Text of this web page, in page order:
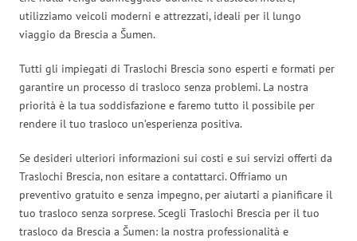
utilizziamo veicoli moderni e attrezzati, ideali per il lungo
viaggio da Brescia a Šumen.
Tutti gli impiegati di Traslochi Brescia sono esperti e formati per
garantire un processo di trasloco senza problemi. La nostra
priorità è la tua soddisfazione e faremo tutto il possibile per
rendere il tuo trasloco un’esperienza positiva.
Se desideri ulteriori informazioni sui costi e sui servizi offerti da
Traslochi Brescia, non esitare a contattarci. Offriamo un
preventivo gratuito e senza impegno, per aiutarti a pianificare il
tuo trasloco senza sorprese. Scegli Traslochi Brescia per il tuo
trasloco da Brescia a Šumen: la nostra professionalità e